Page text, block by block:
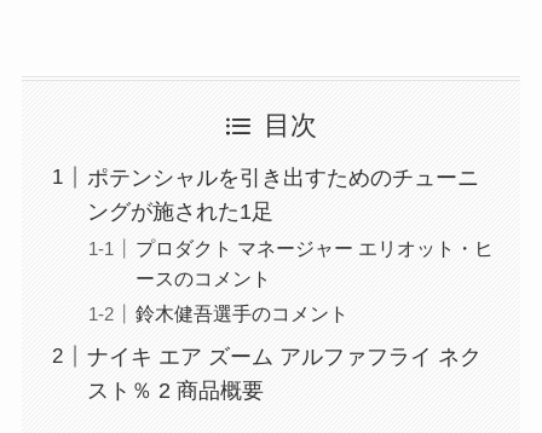
目次
ポテンシャルを引き出すためのチューニ
ングが施された1足
プロダクト マネージャー エリオット・ヒ
ースのコメント
鈴木健吾選手のコメント
ナイキ エア ズーム アルファフライ ネク
スト％ 2 商品概要